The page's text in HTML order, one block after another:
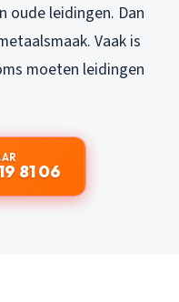
oude leidingen. Dan
Vaak is
moeten leidingen
81 06